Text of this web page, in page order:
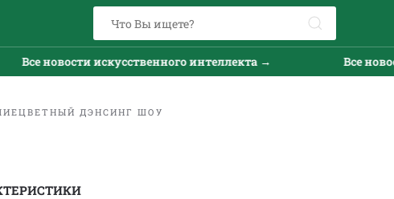
новости искусственного интеллекта → Все новости
ДЭНСИНГ ШОУ